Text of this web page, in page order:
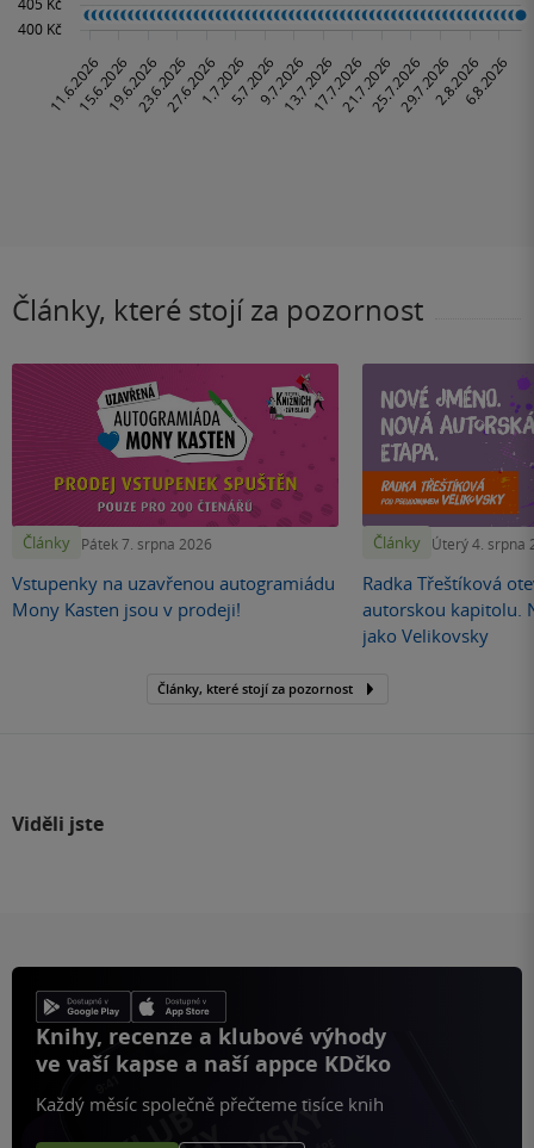
Články, které stojí za pozornost
Články Pátek 7. srpna 2026
Vstupenky na uzavřenou autogramiádu
Mony Kasten jsou v prodeji!
Články Úterý 4. srpna
Radka Třeštíková
autorskou kapitolu.
jako Velikovsky
Články, které stojí za pozornost
Viděli jste
Knihy, recenze a klubové výhody
ve vaší kapse a naší appce KDčko
Každý měsíc společně přečteme tisíce knih